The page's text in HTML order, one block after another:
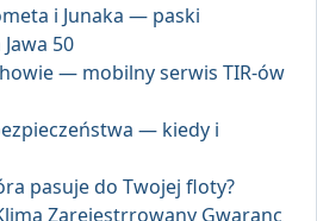
i Junaka — paski
50
— mobilny serwis TIR-ów
— kiedy i
pasuje do Twojej floty?
Zarejestrrowany Gwaranc